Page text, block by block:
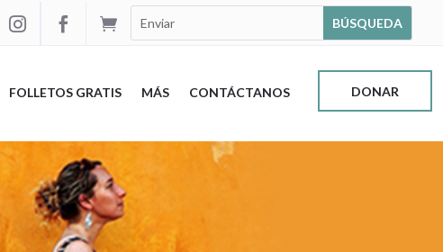



FOLLETOS GRATIS MÁS CONTÁCTANOS DONAR